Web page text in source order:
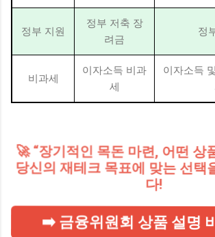
정부 지원
정부 저축 장
려금
정
비과세
이자소득 비과
세
이자소득
🚀 “장기적인 목돈 마련, 어떤 상
당신의 재테크 목표에 맞는 선택
다!
➡️ 금융위원회 상품 설명